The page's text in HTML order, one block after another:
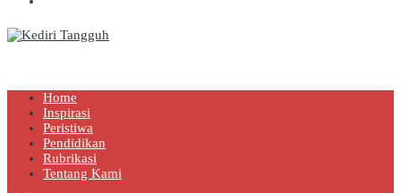
Home
Inspirasi
Peristiwa
Pendidikan
Rubrikasi
Tentang Kami